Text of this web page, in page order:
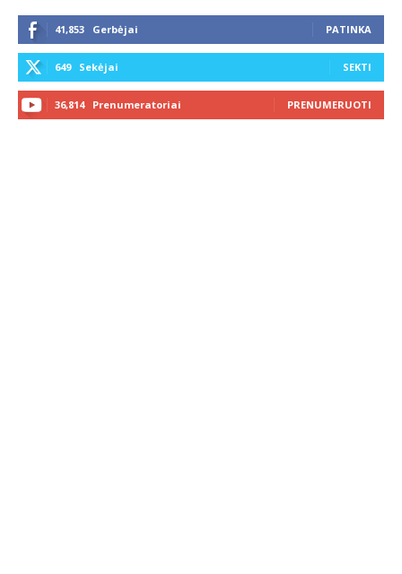
41,853 Gerbėjai PATINKA
649 Sekėjai SEKTI
36,814 Prenumeratoriai PRENUMERUOTI